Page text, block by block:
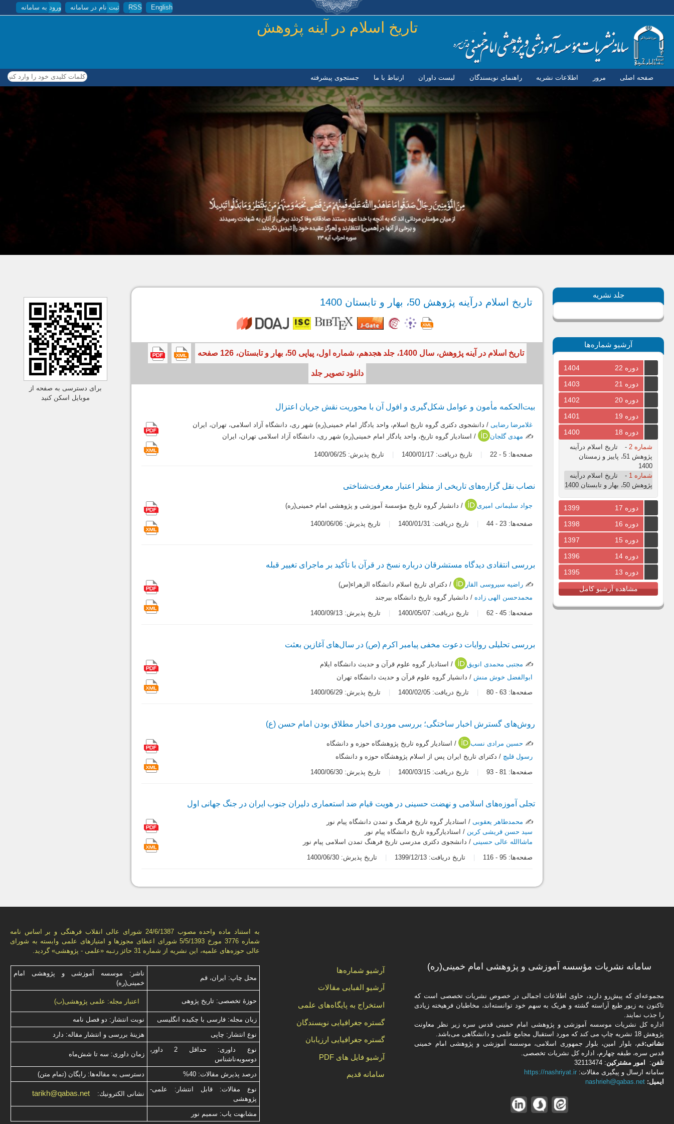
رفتن به محتوای اصلی English
RSS ثبت نام در سامانه ورود به سامانه
تاريخ اسلام در آينه پژوهش
صفحه اصلی مرور اطلاعات نشریه راهنمای نویسندگان لیست داوران ارتباط با ما جستجوی پیشرفته کلمات کلیدی خود را وارد کنید
جلد نشریه
آرشیو شماره‌ها
دوره 22
1404
دوره 21
1403
دوره 20
1402
دوره 19
1401
دوره 18
1400
شماره 2 -
تاریخ اسلام درآینه
پژوهش 51، پاییز و زمستان
1400
شماره 1
-
تاریخ اسلام درآینه
پژوهش 50، بهار و تابستان 1400
دوره 17
1399
دوره 16
1398
دوره 15
1397
دوره 14
1396
دوره 13
1395
مشاهده آرشیو کامل
تاریخ اسلام درآینه پژوهش 50، بهار و تابستان 1400
تاریخ اسلام در آینه پژوهش، سال 1400، جلد هجدهم، شماره اول، پیاپی 50، بهار و تابستان، 126 صفحه
دانلود تصویر جلد
بیت‌الحکمه مأمون و عوامل شکل‌گیری و افول آن با محوریت نقش جریان اعتزال
غلامرضا رضایی/ دانشجوی دکتری گروه تاریخ اسلام، واحد یادگار امام خمینی(ره) شهر ری، دانشگاه آزاد اسلامی، تهران، ایران
✍️ مهدی گلجان / استادیار گروه تاریخ، واحد یادگار امام خمینی(ره) شهر ری، دانشگاه آزاد اسلامی تهران، ایران
صفحه‌ها: 5
-
22 تاریخ دریافت: 1400/01/17 تاریخ پذیرش: 1400/06/25
نصاب نقل گزاره‌های تاریخی از منظر اعتبار معرفت‌شناختی
جواد سلیمانی امیری / دانشیار گروه تاریخ مؤسسة آموزشی و پژوهشی امام خمینی(ره)
صفحه‌ها: 23
-
44 تاریخ دریافت: 1400/01/31 تاریخ پذیرش: 1400/06/06
بررسی انتقادی دیدگاه مستشرقان درباره نسخ در قرآن با تأکید بر ماجرای تغییر قبله
✍️ راضیه سیروسی القار
/ دکترای تاریخ اسلام دانشگاه الزهراء(س)
محمدحسن الهی زاده / دانشیار گروه تاریخ دانشگاه بیرجند
صفحه‌ها: 45
-
62 تاریخ دریافت: 1400/05/07 تاریخ پذیرش: 1400/09/13
بررسی تحلیلی روایات دعوت مخفی پیامبر اکرم (ص) در سال‌های آغازین بعثت
✍️ مجتبی محمدی انویق
/ استادیار گروه علوم قرآن و حدیث دانشگاه ایلام
ابوالفضل خوش منش / دانشیار گروه علوم قرآن و حدیث دانشگاه تهران
صفحه‌ها: 63
-
80 تاریخ دریافت: 1400/02/05 تاریخ پذیرش: 1400/06/29
روش‌های گسترش اخبار ساختگی؛ بررسی موردی اخبار مطلاق بودن امام حسن (ع)
✍️ حسین مرادی نسب
/ استادیار گروه تاریخ پژوهشگاه حوزه و دانشگاه
رسول قلیچ / دکترای تاریخ ایران پس از اسلام پژوهشگاه حوزه و دانشگاه
صفحه‌ها: 81
-
93 تاریخ دریافت: 1400/03/15 تاریخ پذیرش: 1400/06/30
تجلی آموزه‌های اسلامی و نهضت حسینی ‌در هویت قیام ضد استعماری دلیران ‌جنوب ایران در جنگ جهانی اول
✍️ محمدطاهر یعقوبی / استادیار گروه تاریخ فرهنگ و تمدن دانشگاه پیام نور
سید حسن قریشی کرین / استادیارگروه تاریخ دانشگاه پیام نور
ماشاالله عالی حسینی/ دانشجوی دکتری مدرسی تاریخ فرهنگ تمدن اسلامی پیام نور
صفحه‌ها: 95
-
116 تاریخ دریافت: 1399/12/13 تاریخ پذیرش: 1400/06/30
برای دسترسی به صفحه از
موبایل اسکن کنید
به استناد ماده واحده مصوب 24/6/1387 شورای عالی انقلاب فرهنگی و بر اساس نامه
شماره 3776 مورخ 5/5/1393 شورای اعطای مجوزها و امتيازهای علمی وابسته به شورای
عالی حوزه‌های علميه، اين نشريه از شماره 31 حائز رتـبه «علمی - پژوهشی» گرديد.
محل چاپ: ایران، قم
ناشر: موسسه آموزشی و پژوهشی امام
خمینی(ره)
حوزۀ تخصصی: تاریخ پژوهی اعتبار مجله: علمی پژوهشی(ب)
زبان مجله: فارسی با چكیده انگلیسی
نوبت انتشار: دو فصل نامه
نوع انتشار: چاپی
هزینۀ بررسی و انتشار مقاله: دارد
نوع داوری: حداقل 2 داور،
دوسویه‌ناشناس
زمان داوری: سه تا شش‌ماه
درصد پذیرش مقالات: 40%
دسترسی به مقاله‌ها: رایگان (تمام متن)
نوع مقالات: قابل انتشار: علمی-
پژوهشی
نشانی الكترونیك: tarikh@qabas.net
مشابهت ياب: سميم نور
آرشیو شماره‌ها
آرشیو الفبایی مقالات
استخراج به پایگاه‌های علمی
گستره جغرافیایی نویسندگان
گستره جغرافیایی ارزیابان
آرشیو فایل های PDF
سامانه قدیم
سامانه نشریات مؤسسه آموزشی و پژوهشی امام خمینی(ره)
مجموعه‌ای که پیش‌رو دارید،‌ حاوی اطلاعات اجمالی در خصوص نشریات تخصصی است که
تاکنون به زیور طبع آراسته گشته و هریک به سهم خود توانسته‌اند، مخاطبان فرهیخته‌ زیادی
را جذب نمایند.
اداره كل نشریات موسسه آموزشی و پژوهشی امام خمینی قدس سره زیر نظر معاونت
پژوهش 18 نشریه چاپ می کند که مورد استقبال مجامع علمی و دانشگاهی می‌باشد.
نشانی:قم، بلوار امین، بلوار جمهوری اسلامی، موسسه آموزشی و پژوهشی امام خمینی
قدس سره، طبقه چهارم، اداره كل نشریات تخصصی.
تلفن: امور مشتركین: 32113474
سامانه ارسال و پیگیری مقالات:https://nashriyat.ir
ایمیل:nashrieh@qabas.net